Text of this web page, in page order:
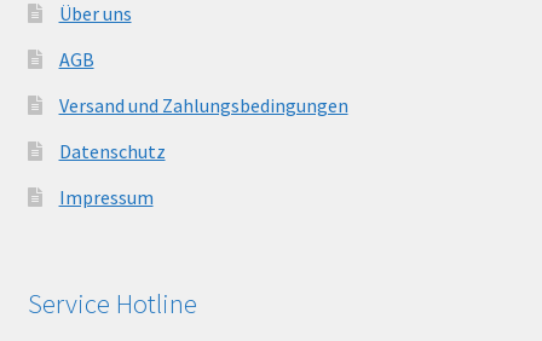
Über uns
AGB
Versand und Zahlungsbedingungen
Datenschutz
Impressum
Service Hotline